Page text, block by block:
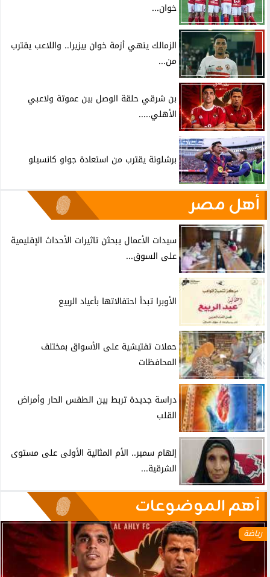
خوان...
الزمالك ينهي أزمة خوان بيزيرا.. واللاعب يقترب
من...
بن شرقي حلقة الوصل بين عموتة ولاعبي
الأهلي.....
برشلونة يقترب من استعادة جواو كانسيلو
أهل مصر
سيدات الأعمال يبحثن تاثيرات الأحداث الإقليمية
على السوق...
الأوبرا تبدأ احتفالاتها بأعياد الربيع
حملات تفتيشية على الأسواق بمختلف
المحافظات
دراسة جديدة تربط بين الطقس الحار وأمراض
القلب
إلهام سمير.. الأم المثالية الأولى على مستوى
الشرقية...
آهم الموضوعات
رياضة